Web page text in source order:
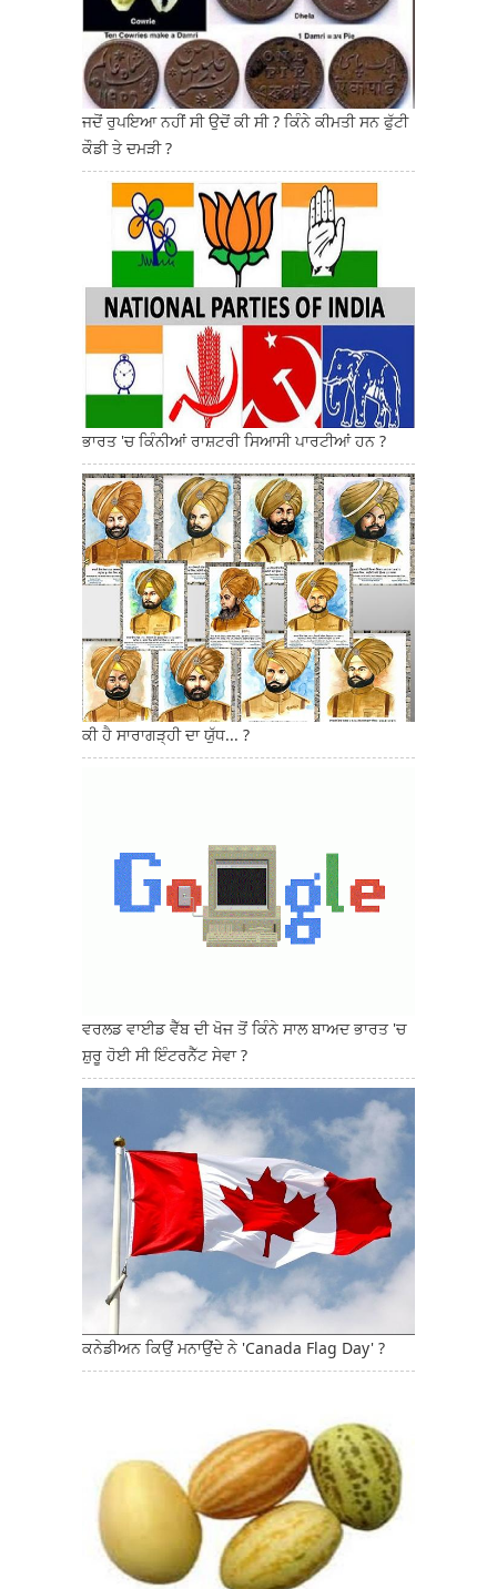
ਜਦੋਂ ਰੁਪਇਆ ਨਹੀਂ ਸੀ ਉਦੋਂ ਕੀ ਸੀ ? ਕਿੰਨੇ ਕੀਮਤੀ ਸਨ ਫੁੱਟੀ
ਕੌਡੀ ਤੇ ਦਮੜੀ ?
ਭਾਰਤ 'ਚ ਕਿੰਨੀਆਂ ਰਾਸ਼ਟਰੀ ਸਿਆਸੀ ਪਾਰਟੀਆਂ ਹਨ ?
ਕੀ ਹੈ ਸਾਰਾਗੜ੍ਹੀ ਦਾ ਯੁੱਧ... ?
ਵਰਲਡ ਵਾਈਡ ਵੈੱਬ ਦੀ ਖੋਜ ਤੋਂ ਕਿੰਨੇ ਸਾਲ ਬਾਅਦ ਭਾਰਤ 'ਚ
ਸ਼ੁਰੂ ਹੋਈ ਸੀ ਇੰਟਰਨੈੱਟ ਸੇਵਾ ?
ਕਨੇਡੀਅਨ ਕਿਉਂ ਮਨਾਉਂਦੇ ਨੇ 'Canada Flag Day' ?